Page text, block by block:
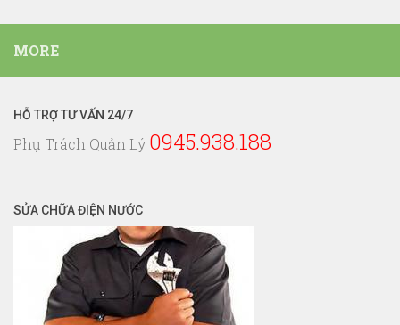
Vụ
Điện
MORE
HỖ TRỢ TƯ VẤN 24/7
Phụ Trách Quản Lý 0945.938.188
SỬA CHỮA ĐIỆN NƯỚC